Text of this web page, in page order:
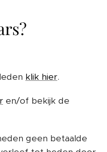
klik hier.
en/of bekijk de
geen betaalde